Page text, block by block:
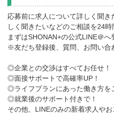
応募前に求人について詳しく聞
しく聞きたいなどのご相談を24時
まずはSHONAN+の公式LINE＠へ
※友だち登録後、質問、お問い合
◎企業との交渉はすべてお任せ！
◎面接サポートで高確率UP！
◎ライフプランにあった働き方を
◎就業後のサポート付きで！
その他、LINEのみの新着求人や